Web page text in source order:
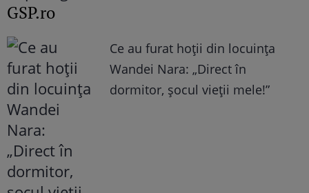
GSP.ro
Ce au furat hoții din locuința
Wandei Nara: „Direct în
dormitor, șocul vieții mele!”